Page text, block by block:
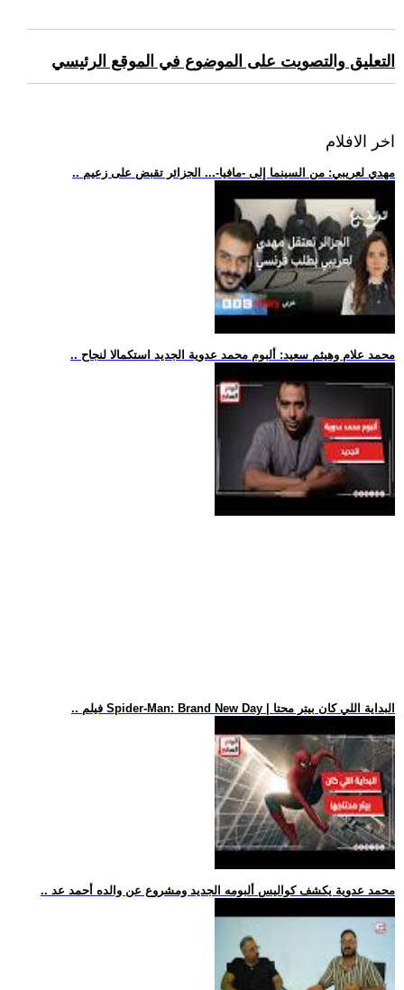
التعليق والتصويت على الموضوع في الموقع الرئيسي
اخر الافلام
.. مهدي لعريبي: من السينما إلى -مافيا-... الجزائر تقبض على زعيم
.. محمد علام وهيثم سعيد: ألبوم محمد عدوية الجديد استكمالا لنجاح
.. فيلم Spider-Man: Brand New Day | البداية اللي كان بيتر محتا
.. محمد عدوية يكشف كواليس ألبومه الجديد ومشروع عن والده أحمد عد